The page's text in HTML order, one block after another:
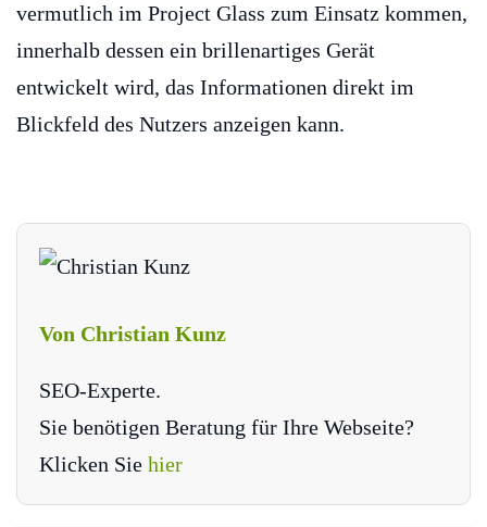
vermutlich im Project Glass zum Einsatz kommen,
innerhalb dessen ein brillenartiges Gerät
entwickelt wird, das Informationen direkt im
Blickfeld des Nutzers anzeigen kann.
Von Christian Kunz
SEO-Experte.
Sie benötigen Beratung für Ihre Webseite?
Klicken Sie hier